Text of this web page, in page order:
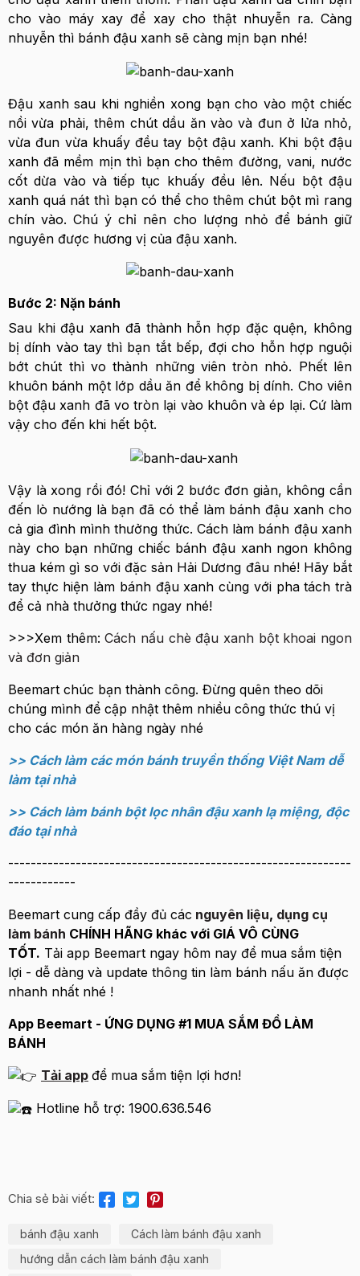
cho vào máy xay để xay cho thật nhuyễn ra. Càng
nhuyễn thì bánh đậu xanh sẽ càng mịn bạn nhé!
Đậu xanh sau khi nghiền xong bạn cho vào một chiếc
nồi vừa phải, thêm chút dầu ăn vào và đun ở lửa nhỏ,
vừa đun vừa khuấy đều tay bột đậu xanh. Khi bột đậu
xanh đã mềm mịn thì bạn cho thêm đường, vani, nước
cốt dừa vào và tiếp tục khuấy đều lên. Nếu bột đậu
xanh quá nát thì bạn có thể cho thêm chút bột mì rang
chín vào. Chú ý chỉ nên cho lượng nhỏ để bánh giữ
nguyên được hương vị của đậu xanh.
Bước 2: Nặn bánh
Sau khi đậu xanh đã thành hỗn hợp đặc quện, không
bị dính vào tay thì bạn tắt bếp, đợi cho hỗn hợp nguội
bớt chút thì vo thành những viên tròn nhỏ. Phết lên
khuôn bánh một lớp dầu ăn để không bị dính. Cho viên
bột đậu xanh đã vo tròn lại vào khuôn và ép lại. Cứ làm
vậy cho đến khi hết bột.
Vậy là xong rồi đó! Chỉ với 2 bước đơn giản, không cần
đến lò nướng là bạn đã có thể làm bánh đậu xanh cho
cả gia đình mình thưởng thức. Cách làm bánh đậu xanh
này cho bạn những chiếc bánh đậu xanh ngon không
thua kém gì so với đặc sản Hải Dương đâu nhé! Hãy bắt
tay thực hiện làm bánh đậu xanh cùng với pha tách trà
để cả nhà thưởng thức ngay nhé!
>>>Xem thêm:Cách nấu chè đậu xanh bột khoai ngon
và đơn giản
Beemart chúc bạn thành công. Đừng quên theo dõi
chúng mình để cập nhật thêm nhiều công thức thú vị
cho các món ăn hàng ngày nhé
>> Cách làm các món bánh truyền thống Việt Nam dễ
làm tại nhà
>> Cách làm bánh bột lọc nhân đậu xanh lạ miệng, độc
đáo tại nhà
-------------------------------------------------------------
------------
Beemart cung cấp đầy đủ các nguyên liệu, dụng cụ
làm bánh CHÍNH HÃNG khác với GIÁ VÔ CÙNG
TỐT. Tải app Beemart ngay hôm nay để mua sắm tiện
lợi - dễ dàng và update thông tin làm bánh nấu ăn được
nhanh nhất nhé !
App Beemart - ỨNG DỤNG #1 MUA SẮM ĐỒ LÀM
BÁNH
Tải app để mua sắm tiện lợi hơn!
Hotline hỗ trợ: 1900.636.546
Chia sẻ bài viết:
bánh đậu xanh
Cách làm bánh đậu xanh
hướng dẫn cách làm bánh đậu xanh